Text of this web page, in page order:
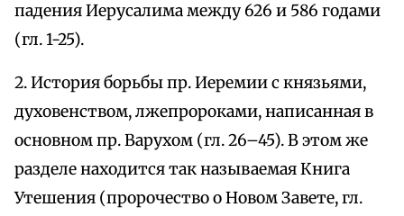
падения Иерусалима между 626 и 586 годами
(гл. 1-25).
2. История борьбы пр. Иеремии с князьями,
духовенством, лжепророками, написанная в
основном пр. Варухом (гл. 26–45). В этом же
разделе находится так называемая Книга
Утешения (пророчество о Новом Завете, гл.